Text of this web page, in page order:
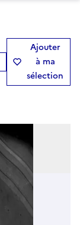
Ajouter
à ma
sélection